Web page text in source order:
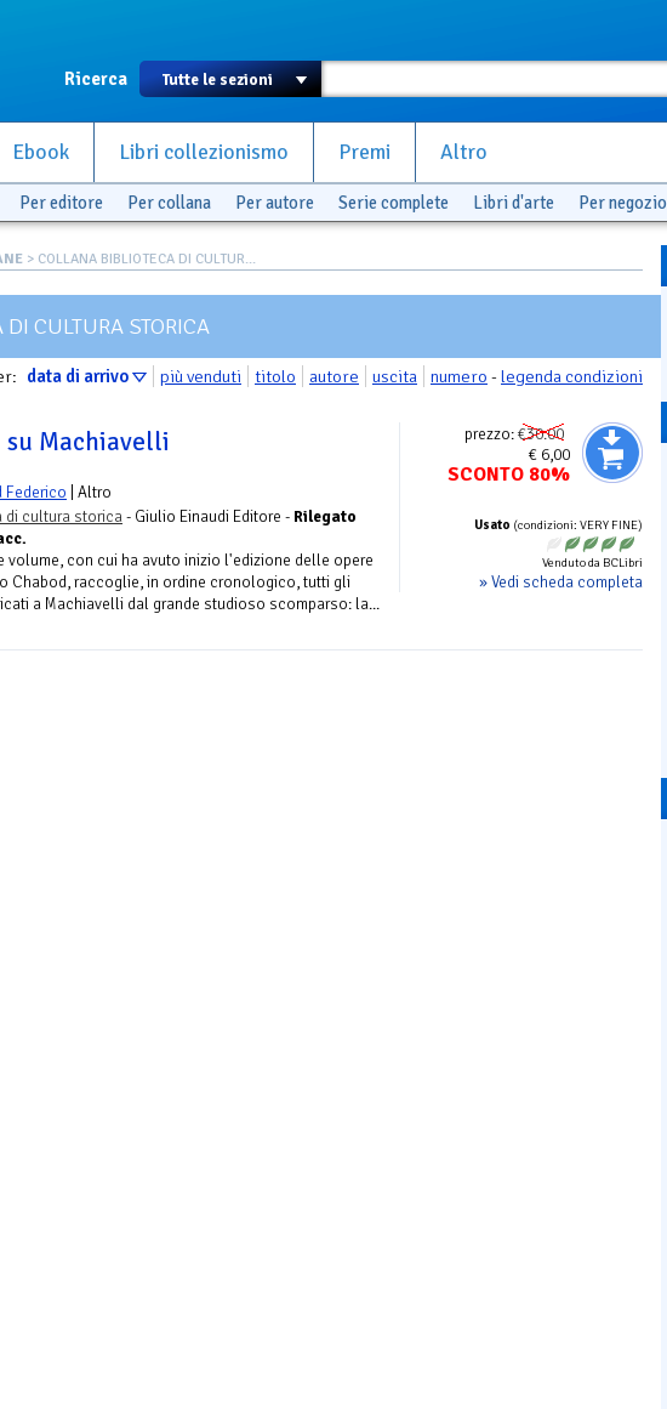
Ricerca
Ebook Libri collezionismo Premi Altro
Per editore Per collana Per autore Serie complete Libri d'arte Per negozio
> COLLANA BIBLIOTECA DI CULTUR...
CULTURA STORICA
data di arrivo più venduti titolo autore uscita numero -legenda condizioni
prezzo:€30.00
€ 6,00
SCONTO 80%
Usato (condizioni: VERY FINE)
Venduto da BCLibri
» Vedi scheda completa
Machiavelli
Federico | Altro
di cultura storica- Giulio Einaudi Editore - Rilegato
volume, con cui ha avuto inizio l'edizione delle opere
Chabod, raccoglie, in ordine cronologico, tutti gli
a Machiavelli dal grande studioso scomparso: la...